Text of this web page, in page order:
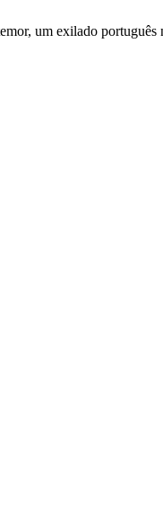
um exilado português